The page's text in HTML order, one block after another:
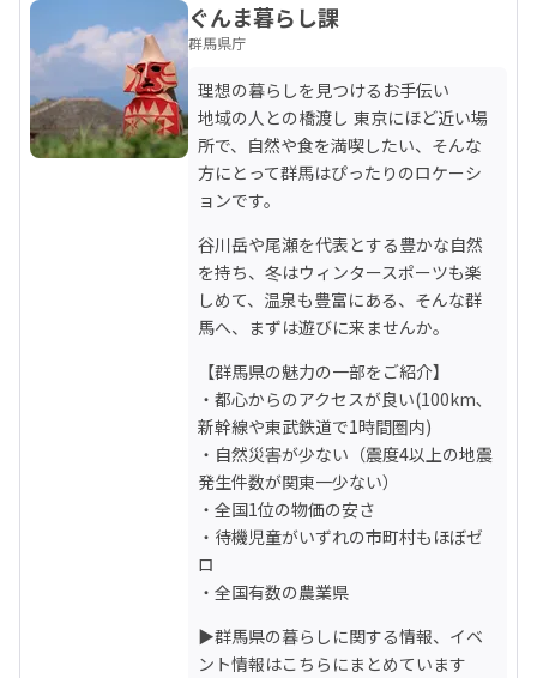
ぐんま暮らし課
群馬県庁
理想の暮らしを見つけるお手伝い
地域の人との橋渡し 東京にほど近い場
所で、自然や食を満喫したい、そんな
方にとって群馬はぴったりのロケーシ
ョンです。
谷川岳や尾瀬を代表とする豊かな自然
を持ち、冬はウィンタースポーツも楽
しめて、温泉も豊富にある、そんな群
馬へ、まずは遊びに来ませんか。
【群馬県の魅力の一部をご紹介】
・都心からのアクセスが良い(100km､
新幹線や東武鉄道で1時間圏内)
・自然災害が少ない（震度4以上の地震
発生件数が関東一少ない）
・全国1位の物価の安さ
・待機児童がいずれの市町村もほぼゼ
ロ
・全国有数の農業県
▶群馬県の暮らしに関する情報、イベ
ント情報はこちらにまとめています